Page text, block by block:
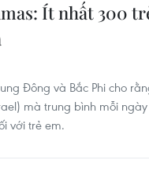
Ít nhất 300
Đông và Bắc Phi cho
mà trung bình mỗi
với trẻ em.